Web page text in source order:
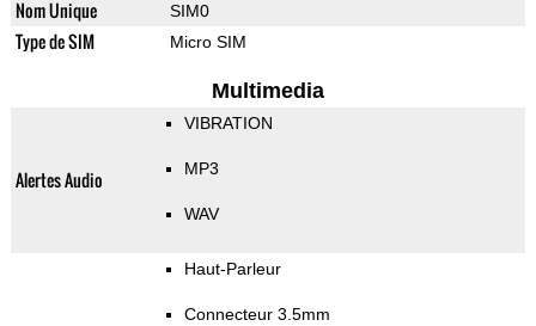
Nom Unique SIM0
Type de SIM Micro SIM
Multimedia
Alertes Audio
VIBRATION
MP3
WAV
Haut-Parleur
Connecteur 3.5mm